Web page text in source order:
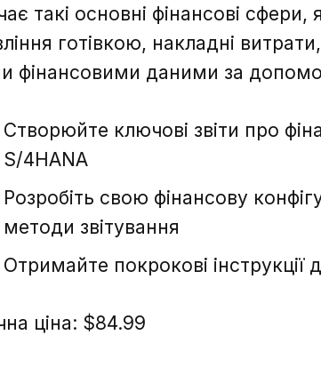
такі основні фінансові
готівкою, накладні
фінансовими даними за
Створюйте ключові звіти про
S/4HANA
Розробіть свою фінансову
методи звітування
Отримайте покрокові інструкції
ціна: $84.99